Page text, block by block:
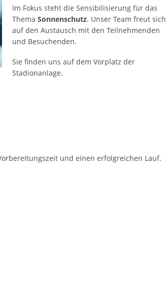
Im Fokus steht die Sensibilisierung für das
Thema Sonnenschutz. Unser Team freut sich
auf den Austausch mit den Teilnehmenden
und Besuchenden.
Sie finden uns auf dem Vorplatz der
Stadionanlage.
und einen erfolgreichen Lauf.